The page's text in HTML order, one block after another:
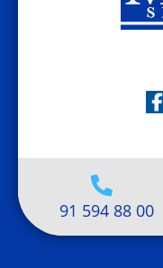
91 594 88 00